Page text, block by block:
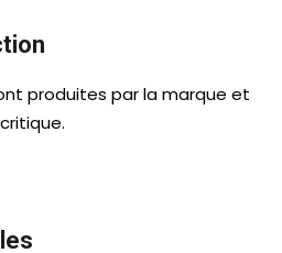
produites par la marque et